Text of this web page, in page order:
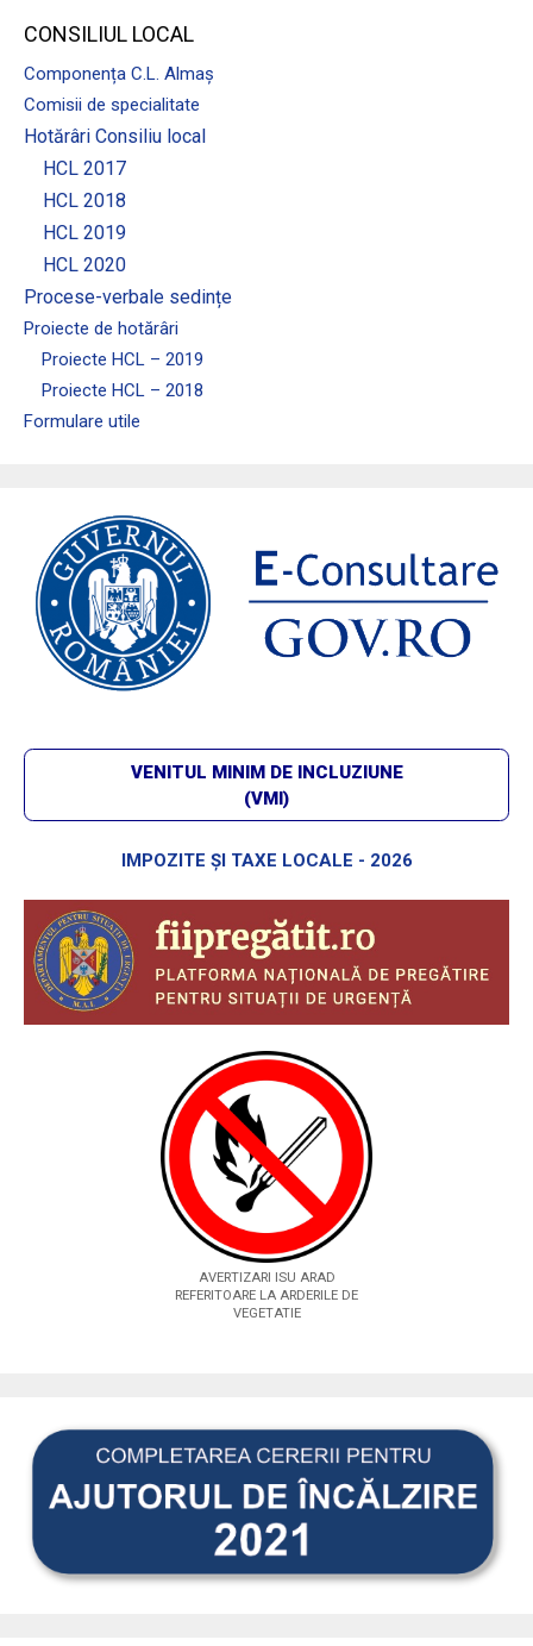
CONSILIUL LOCAL
Componența C.L. Almaș
Comisii de specialitate
Hotărâri Consiliu local
HCL 2017
HCL 2018
HCL 2019
HCL 2020
Procese-verbale sedințe
Proiecte de hotărâri
Proiecte HCL – 2019
Proiecte HCL – 2018
Formulare utile
VENITUL MINIM DE INCLUZIUNE
(VMI)
IMPOZITE ȘI TAXE LOCALE - 2026
AVERTIZARI ISU ARAD
REFERITOARE LA ARDERILE DE
VEGETATIE